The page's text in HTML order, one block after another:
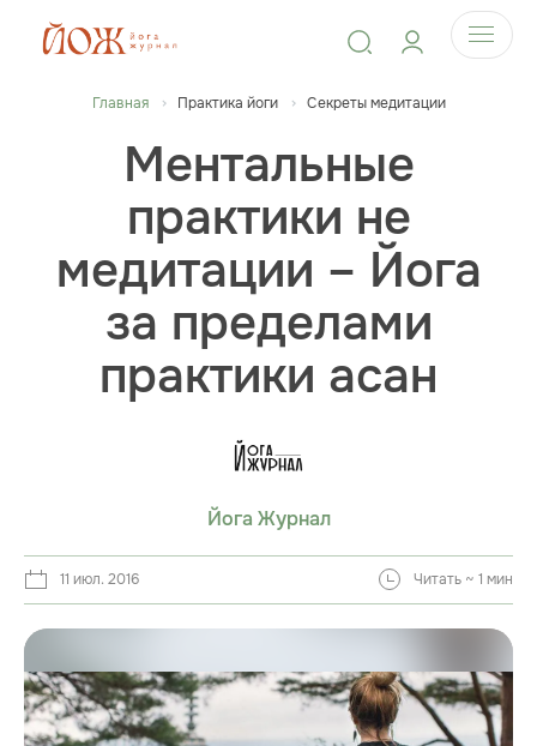
Главная Практика йоги Секреты медитации
Ментальные
практики не
медитации – Йога
за пределами
практики асан
Йога Журнал
11 июл. 2016 Читать ~ 1 мин